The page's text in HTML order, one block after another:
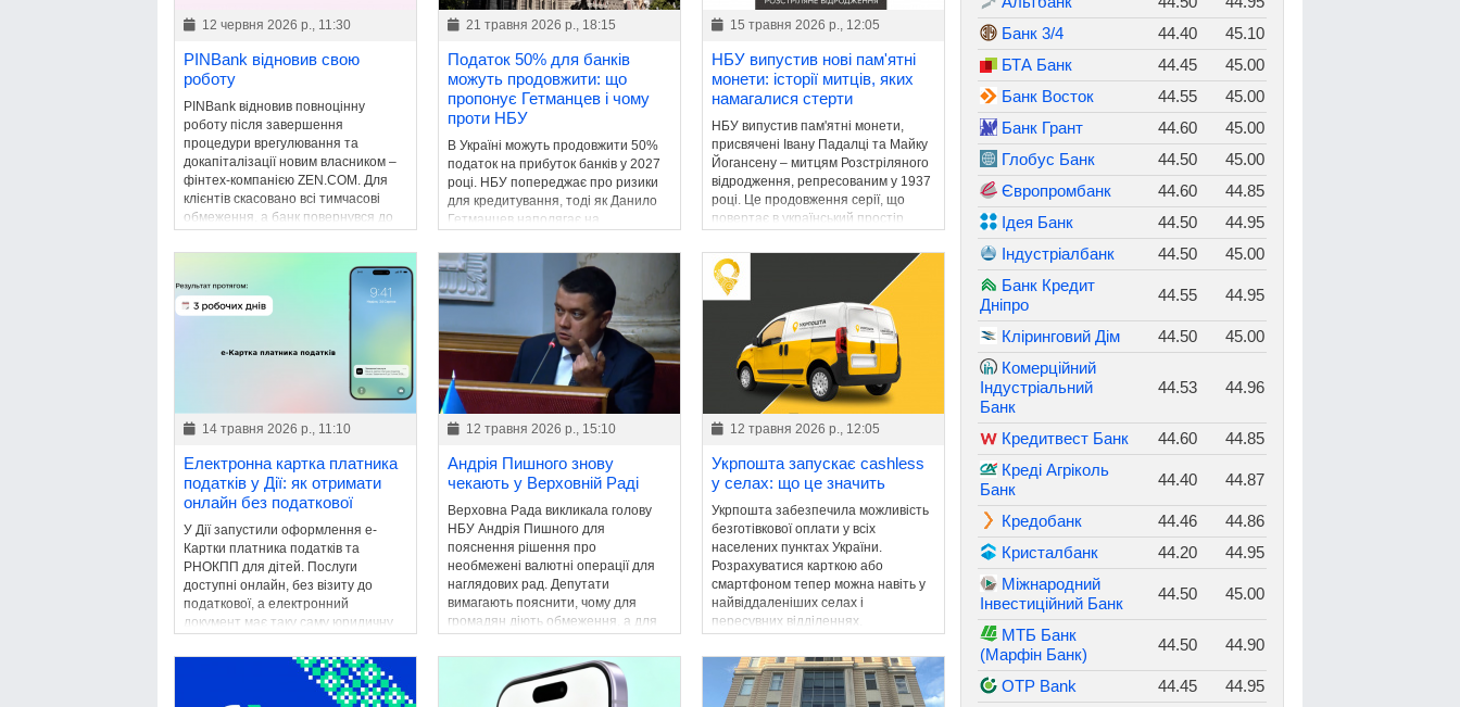
12 червня 2026 р., 11:30
PINBank відновив свою
роботу
PINBank відновив повноцінну
роботу після завершення
процедури врегулювання та
докапіталізації новим власником –
фінтех-компанією ZEN.COM. Для
клієнтів скасовано всі тимчасові
обмеження, а банк повернувся до
21 травня 2026 р., 18:15
Податок 50% для банків
можуть продовжити: що
пропонує Гетманцев і чому
проти НБУ
В Україні можуть продовжити 50%
податок на прибуток банків у 2027
році. НБУ попереджає про ризики
для кредитування, тоді як Данило
Гетманцев наполягає на
бюджету.
15 травня 2026 р., 12:05
НБУ випустив нові пам'ятні
монети: історії митців, яких
намагалися стерти
НБУ випустив пам'ятні монети,
присвячені Івану Падалці та Майку
Йогансену – митцям Розстріляного
відродження, репресованим у 1937
році. Це продовження серії, що
повертає в український простір
14 травня 2026 р., 11:10
Електронна картка платника
податків у Дії: як отримати
онлайн без податкової
У Дії запустили оформлення е-
Картки платника податків та
РНОКПП для дітей. Послуги
доступні онлайн, без візиту до
податкової, а електронний
документ має таку саму юридичну
12 травня 2026 р., 15:10
Андрія Пишного знову
чекають у Верховній Раді
Верховна Рада викликала голову
НБУ Андрія Пишного для
пояснення рішення про
необмежені валютні операції для
наглядових рад. Депутати
вимагають пояснити, чому для
громадян діють обмеження, а для
12 травня 2026 р., 12:05
Укрпошта запускає cashless
у селах: що це значить
Укрпошта забезпечила можливість
безготівкової оплати у всіх
населених пунктах України.
Розрахуватися карткою або
смартфоном тепер можна навіть у
найвіддаленіших селах і
пересувних відділеннях.
Банк 3/4
44.40
45.10
БТА Банк
44.45
45.00
Банк Восток
44.55
45.00
Банк Грант
44.60
45.00
Глобус Банк
44.50
45.00
Європромбанк
44.60
44.85
Ідея Банк
44.50
44.95
Індустріалбанк
44.50
45.00
Банк Кредит
Дніпро
44.55 44.95
Кліринговий Дім 44.50
45.00
Комерційний
Індустріальний
Банк
44.53 44.96
Кредитвест Банк 44.60
44.85
Креді Агріколь
Банк
44.40 44.87
Кредобанк 44.46
44.86
Кристалбанк
44.20
44.95
Міжнародний
Інвестиційний Банк
44.50 45.00
МТБ Банк
(Марфін Банк)
44.50 44.90
OTP Bank 44.45
44.95